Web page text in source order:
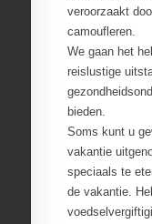
veroorzaakt
camoufleren.
We gaan het
reislustige
bieden.
Soms kunt u
vakantie
speciaals te
de vakantie.